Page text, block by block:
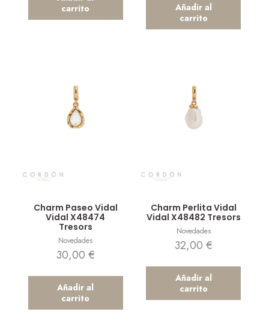
carrito
Añadir al
carrito
Charm Paseo Vidal
Vidal X48474
Tresors
Novedades
30,00 €
Añadir al
carrito
Charm Perlita Vidal
Vidal X48482 Tresors
Novedades
32,00 €
Añadir al
carrito